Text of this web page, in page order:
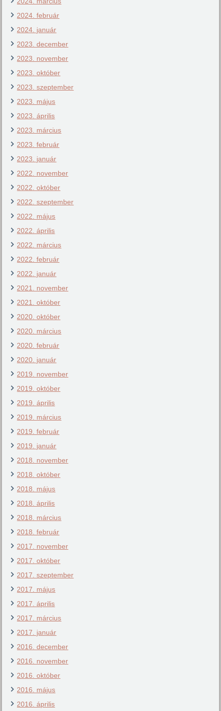
2024. február
2024. január
2023. december
2023. november
2023. október
2023. szeptember
2023. május
2023. április
2023. március
2023. február
2023. január
2022. november
2022. október
2022. szeptember
2022. május
2022. április
2022. március
2022. február
2022. január
2021. november
2021. október
2020. október
2020. március
2020. február
2020. január
2019. november
2019. október
2019. április
2019. március
2019. február
2019. január
2018. november
2018. október
2018. május
2018. április
2018. március
2018. február
2017. november
2017. október
2017. szeptember
2017. május
2017. április
2017. március
2017. január
2016. december
2016. november
2016. október
2016. május
2016. április